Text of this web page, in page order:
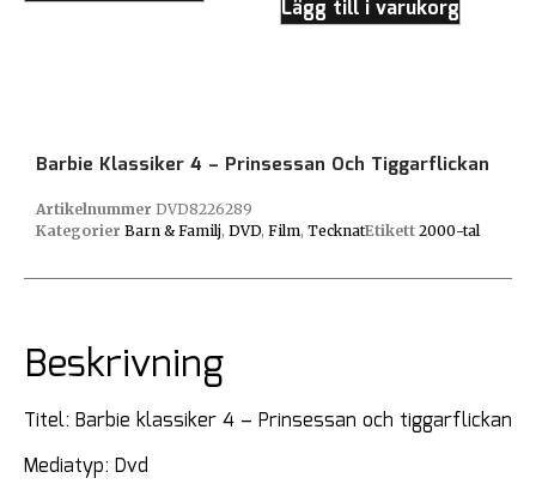
Barbie Klassiker 4 – Prinsessan Och Tiggarflickan
Artikelnummer DVD8226289
Kategorier Barn & Familj, DVD, Film, TecknatEtikett 2000-tal
Beskrivning
Titel: Barbie klassiker 4 – Prinsessan och tiggarflickan
Mediatyp: Dvd
Lägg till i varukorg